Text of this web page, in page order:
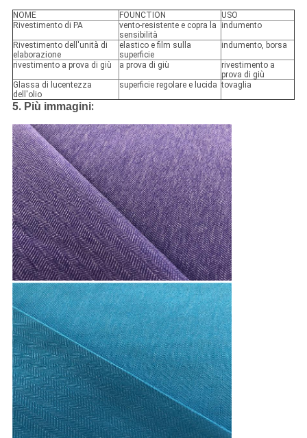
NOME FOUNCTION
USO
Rivestimento di PA
vento-resistente e copra la
sensibilità
indumento
Rivestimento dell'unità di
elaborazione
elastico e film sulla
superficie
indumento, borsa
rivestimento a prova di giù a prova di giù
rivestimento a
prova di giù
Glassa di lucentezza
dell'olio
superficie regolare e lucida tovaglia
5. Più immagini: